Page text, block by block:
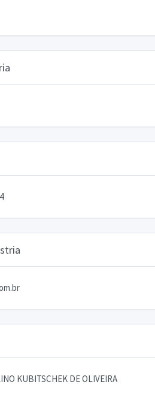
KUBITSCHEK DE OLIVEIRA